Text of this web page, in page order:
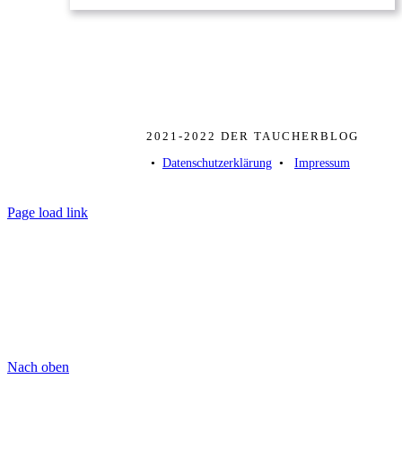
2021-2022 DER TAUCHERBLOG
• ­Datenschutzerklärung ­ • ­Impressum
Page load link
Nach oben